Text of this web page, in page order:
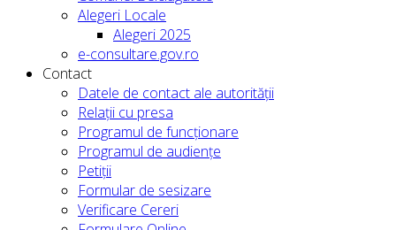
Alegeri Locale
Alegeri 2025
e-consultare.gov.ro
Contact
Datele de contact ale autorității
Relații cu presa
Programul de funcționare
Programul de audiențe
Petiții
Formular de sesizare
Verificare Cereri